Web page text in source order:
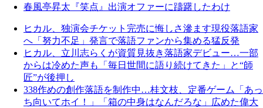
春風亭昇太『笑点』出演オファーに躊躇したわけ
ヒカル、独演会チケット完売に悔しさ滲ます現役落語家
へ「努力不足」発言で落語ファンから集める猛反発
ヒカル、立川志らくが資質見抜き落語家デビュー…一部
からは冷めた声も「毎日世間に語り続けてきた」と“師
匠”が後押し
338作めの創作落語を制作中…桂文枝、定番ゲーム「あっ
ち向いてホイ！」「箱の中身はなんだろな」広めた偉大